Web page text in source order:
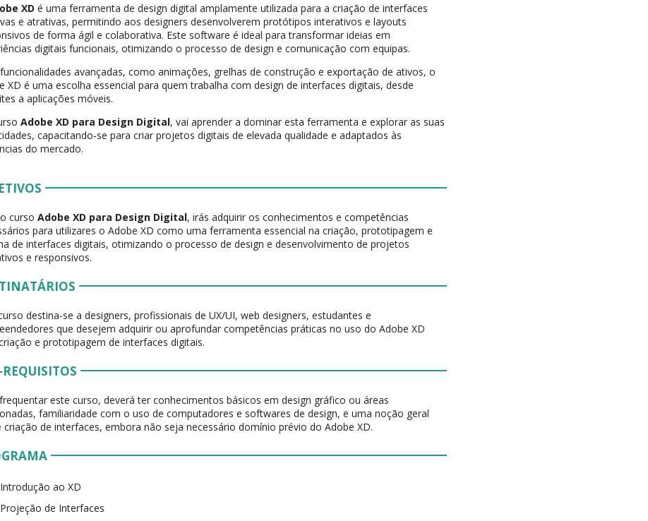
XD é uma ferramenta de design digital amplamente utilizada para a criação de interfaces
e atrativas, permitindo aos designers desenvolverem protótipos interativos e layouts
de forma ágil e colaborativa. Este software é ideal para transformar ideias em
digitais funcionais, otimizando o processo de design e comunicação com equipas.
avançadas, como animações, grelhas de construção e exportação de ativos, o
XD é uma escolha essencial para quem trabalha com design de interfaces digitais, desde
a aplicações móveis.
Adobe XD para Design Digital, vai aprender a dominar esta ferramenta e explorar as suas
capacitando-se para criar projetos digitais de elevada qualidade e adaptados às
do mercado.
cursoAdobe XD para Design Digital, irás adquirir os conhecimentos e competências
para utilizares o Adobe XD como uma ferramenta essencial na criação, prototipagem e
de interfaces digitais, otimizando o processo de design e desenvolvimento de projetos
e responsivos.
destina-se a designers, profissionais de UX/UI, web designers, estudantes e
que desejem adquirir ou aprofundar competências práticas no uso do Adobe XD
e prototipagem de interfaces digitais.
REQUISITOS
este curso, deverá ter conhecimentos básicos em design gráfico ou áreas
familiaridade com o uso de computadores e softwares de design, e uma noção geral
criação de interfaces, embora não seja necessário domínio prévio do Adobe XD.
Introdução ao XD
Projeção de Interfaces